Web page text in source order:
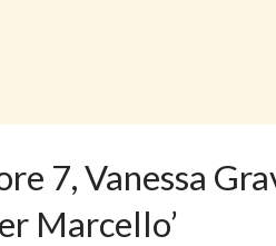
7, Vanessa
Marcello’